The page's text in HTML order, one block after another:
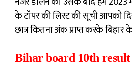
के टॉपर की लिस्ट की सूची आपको
छात्र कितना अंक प्राप्त करके बिहार
Bihar board 10th result